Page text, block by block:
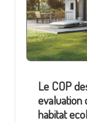
Le COP
evaluation
habitat